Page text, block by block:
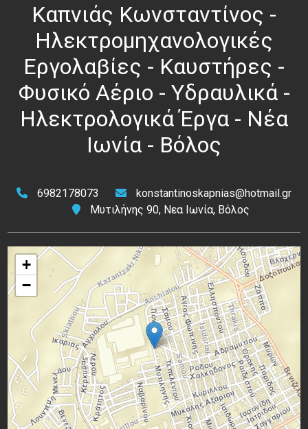
Καπνιάς Κωνσταντίνος -
Ηλεκτρομηχανολογικές
Εργολαβίες - Καυστήρες -
Φυσικό Αέριο - Υδραυλικά -
Ηλεκτρολογικά Έργα - Νέα
Ιωνία - Βόλος
+
−
6982178073
konstantinoskapnias@hotmail.gr
Μυτιλήνης 90, Νεα Ιωνία, Βόλος